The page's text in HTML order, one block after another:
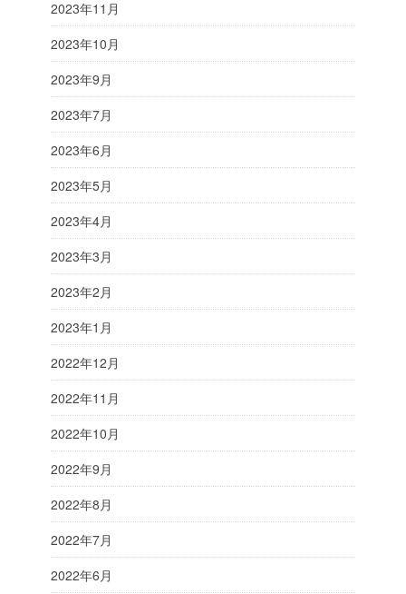
2023年11月
2023年10月
2023年9月
2023年7月
2023年6月
2023年5月
2023年4月
2023年3月
2023年2月
2023年1月
2022年12月
2022年11月
2022年10月
2022年9月
2022年8月
2022年7月
2022年6月